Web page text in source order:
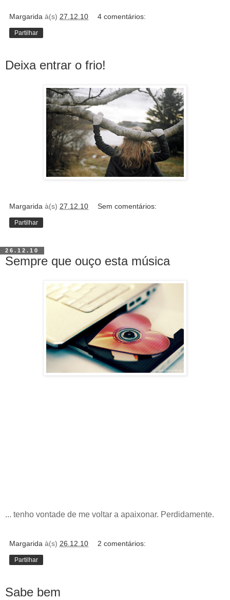
Margarida à(s) 27.12.10 4 comentários:
Partilhar
Deixa entrar o frio!
Margarida à(s) 27.12.10 Sem comentários:
Partilhar
26.12.10
Sempre que ouço esta música
... tenho vontade de me voltar a apaixonar. Perdidamente.
Margarida à(s) 26.12.10 2 comentários:
Partilhar
Sabe bem